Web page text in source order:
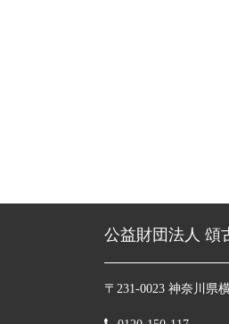
公益財団法人 頌
〒231-0023 神奈川県